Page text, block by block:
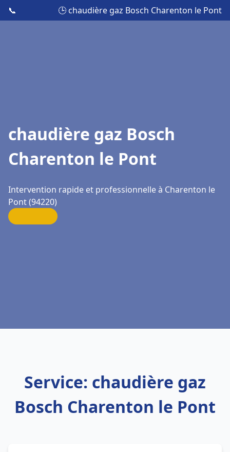
📞 🕒 chaudière gaz Bosch Charenton le Pont
chaudière gaz Bosch
Charenton le Pont
Intervention rapide et professionnelle à Charenton le
Pont (94220)
Service: chaudière gaz
Bosch Charenton le Pont